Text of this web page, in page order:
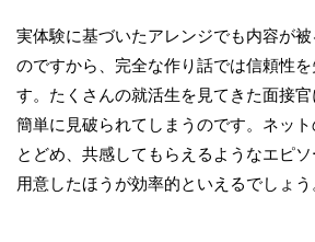
実体験に基づいたアレンジでも内容が
のですから、完全な作り話では信頼性
す。たくさんの就活生を見てきた面接
簡単に見破られてしまうのです。ネッ
とどめ、共感してもらえるようなエピ
用意したほうが効率的といえるでしょう